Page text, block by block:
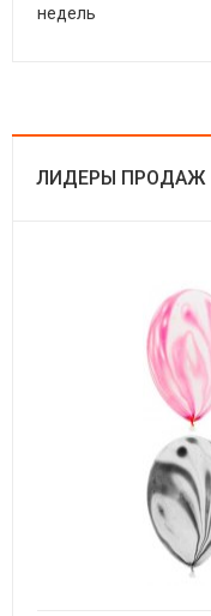
недель
ЛИДЕРЫ ПРОДАЖ